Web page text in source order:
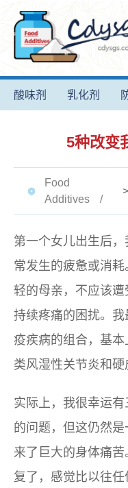
酸味剂 乳化剂
5种改变
Food
Additives
第一个女儿出生后
常发生的疲惫或消
轻的母亲，不应该
持续疼痛的困扰。
疫疾病的组合，基本
类风湿性关节炎和硬
实际上，我很幸运
的问题，但这仍然
来了巨大的身体痛
复了，感觉比以往